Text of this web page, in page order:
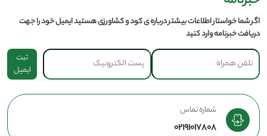
اگر شما خواستار اطلاعات بیشتر درباره ی کود و کشاورزی هستید ایمیل خود را جهت
دریافت خبرنامه وارد کنید
ثبت
ایمیل
شماره تماس
02191017808